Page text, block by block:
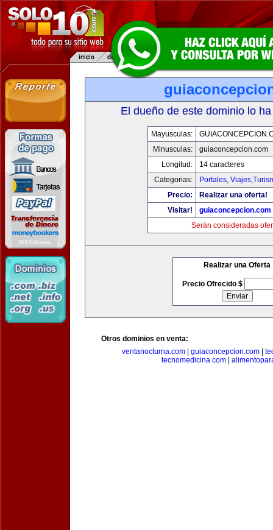
El dueño de este dominio lo
Mayusculas:
Minusculas:
guiaconcepcion.com
Longitud:
14 caracteres
Categorias:
Portales,
Precio:
Realizar una oferta!
Visitar!
guiaconcepcion.com
Serán consideradas
Realizar una Oferta
Precio Ofrecido $
Otros dominios en venta:
ventanocturna.com| guiaconcepcion.com|
tecnomedicina.com|